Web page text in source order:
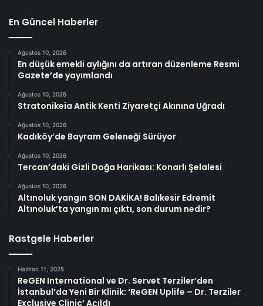
En Güncel Haberler
Ağustos 10, 2026
En düşük emekli aylığını da artıran düzenleme Resmi
Gazete’de yayımlandı
Ağustos 10, 2026
Stratonikeia Antik Kenti Ziyaretçi Akınına Uğradı
Ağustos 10, 2026
Kadıköy’de Bayram Geleneği Sürüyor
Ağustos 10, 2026
Tercan’daki Gizli Doğa Harikası: Konarlı Şelalesi
Ağustos 10, 2026
Altınoluk yangın SON DAKİKA! Balıkesir Edremit
Altınoluk’ta yangın mı çıktı, son durum nedir?
Rastgele Haberler
Haziran 11, 2025
ReGEN International ve Dr. Servet Terziler’den
İstanbul’da Yeni Bir Klinik: ‘ReGEN Uplife – Dr. Terziler
Exclusive Clinic’ Açıldı